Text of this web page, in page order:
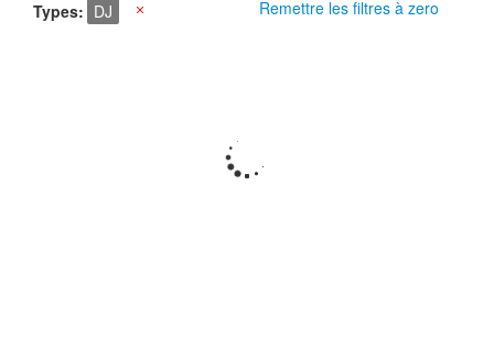
Remettre les filtres à zero
Types DJ